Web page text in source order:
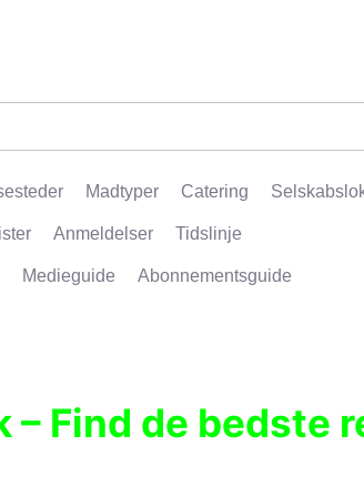
Madtyper Catering
Anmeldelser Tidslinje
Medieguide Abonnementsguide
– Find de bedste